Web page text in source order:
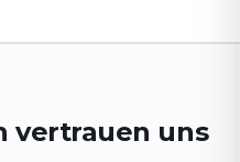
vertrauen uns